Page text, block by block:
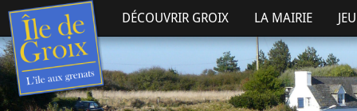
DÉCOUVRIR GROIX LA MAIRIE